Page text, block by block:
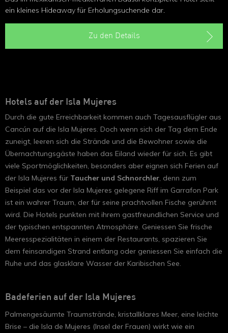
ein kleines Hideaway für Erholungsuchende dar.
Zu den Details
Hotels auf der Isla Mujeres
Durch die gute Erreichbarkeit kommen auch Tagesausflügler aus
Cancún auf die Isla Mujeres. Doch wenn sich der Tag dem Ende
zuneigt, leeren sich die Strände und die Bewohner sowie die
Übernachtungsgäste haben das Eiland wieder für sich. Es gibt
viele Sportmöglichkeiten, besonders aber eignen sich Ferien auf
der Isla Mujeres für Taucher und Schnorchler, denn zum
Beispiel das vor der Isla Mujeres gelegene Riff im Garrafon Park
ist ein wahrer Traum, der für seine prachtvollen Fische gerühmt
wird. Die Hotels punkten mit ihrem gastfreundlichen Service und
der typischen entspannten Atmosphäre. Geniessen Sie frische
Meeresspezialitäten in einem der Restaurants, spazieren Sie
dem feinsandigen Strand entlang oder geniessen Sie einfach die
Ruhe und das glasklare Wasser der Karibischen See.
Badeferien auf der Isla Mujeres
Palmengesäumte Traumstrände, kristallklares Meer, eine leichte
Brise – die Isla de Mujeres (Insel der Frauen) wirkt wie ein